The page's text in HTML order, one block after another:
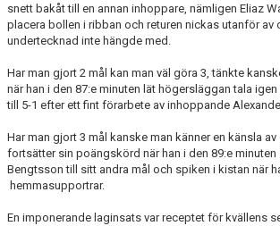
snett bakåt till en annan inhoppare, nämligen Eliaz
placera bollen i ribban och returen nickas utanför av
undertecknad inte hängde med.
Har man gjort 2 mål kan man väl göra 3, tänkte
när han i den 87:e minuten lät högersläggan tala
till 5-1 efter ett fint förarbete av inhoppande
Har man gjort 3 mål kanske man känner en känsla
fortsätter sin poängskörd när han i den 89:e minuten
Bengtsson till sitt andra mål och spiken i kistan när
hemmasupportrar.
En imponerande laginsats var receptet för kvällens